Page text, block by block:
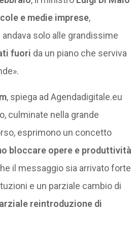
e medie imprese,
solo alle grandissime
fuori da un piano che serviva
, spiega ad Agendadigitale.eu
culminate nella grande
esprimono un concetto
bloccare opere e produttività
il messaggio sia arrivato forte
e un parziale cambio di
reintroduzione di